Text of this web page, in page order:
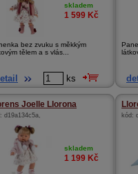
skladem
1 599 Kč
bez zvuku s měkkým
tělem a s vlás...
ks
Joelle Llorona
d19a134c5a,
skladem
1 199 Kč
kód: